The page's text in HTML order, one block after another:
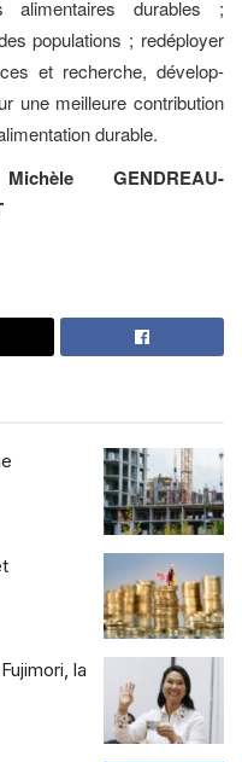
alimentaires durables ;
populations ; redéployer
et recherche, dévelop-
une meilleure contribution
durable.
GENDREAU-
la